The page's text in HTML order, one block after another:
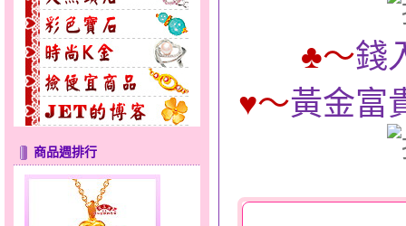
商品週排行
♣～錢
♥～黃金富